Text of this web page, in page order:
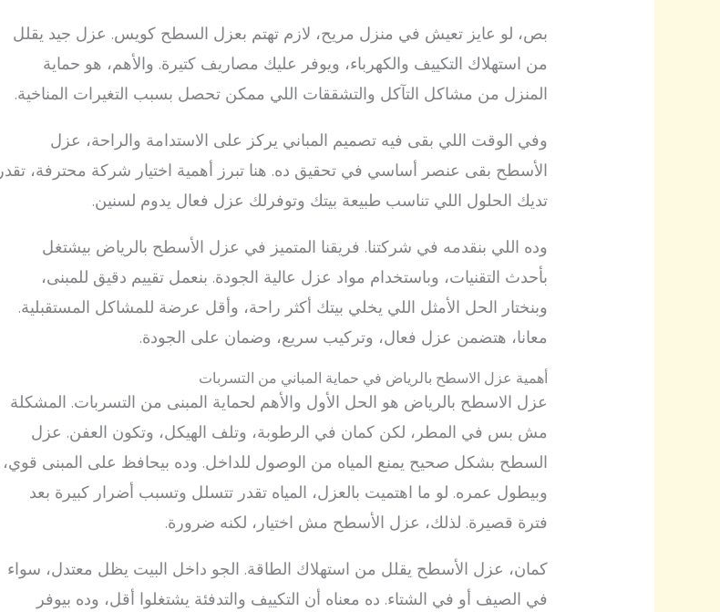
بص، لو عايز تعيش في منزل مريح، لازم تهتم بعزل السطح كويس. عزل جيد يقلل
من استهلاك التكييف والكهرباء، ويوفر عليك مصاريف كتيرة. والأهم، هو حماية
المنزل من مشاكل التآكل والتشققات اللي ممكن تحصل بسبب التغيرات المناخية.
وفي الوقت اللي بقى فيه تصميم المباني يركز على الاستدامة والراحة، عزل
الأسطح بقى عنصر أساسي في تحقيق ده. هنا تبرز أهمية اختيار شركة محترفة، تقدر
تديك الحلول اللي تناسب طبيعة بيتك وتوفرلك عزل فعال يدوم لسنين.
وده اللي بنقدمه في شركتنا. فريقنا المتميز في عزل الأسطح بالرياض بيشتغل
بأحدث التقنيات، وباستخدام مواد عزل عالية الجودة. بنعمل تقييم دقيق للمبنى،
وبنختار الحل الأمثل اللي يخلي بيتك أكثر راحة، وأقل عرضة للمشاكل المستقبلية.
معانا، هتضمن عزل فعال، وتركيب سريع، وضمان على الجودة.
أهمية عزل الاسطح بالرياض في حماية المباني من التسربات
عزل الاسطح بالرياض هو الحل الأول والأهم لحماية المبنى من التسربات. المشكلة
مش بس في المطر، لكن كمان في الرطوبة، وتلف الهيكل، وتكون العفن. عزل
السطح بشكل صحيح يمنع المياه من الوصول للداخل. وده بيحافظ على المبنى قوي،
وبيطول عمره. لو ما اهتميت بالعزل، المياه تقدر تتسلل وتسبب أضرار كبيرة بعد
فترة قصيرة. لذلك، عزل الأسطح مش اختيار، لكنه ضرورة.
كمان، عزل الأسطح يقلل من استهلاك الطاقة. الجو داخل البيت يظل معتدل، سواء
في الصيف أو في الشتاء. ده معناه أن التكييف والتدفئة يشتغلوا أقل، وده بيوفر